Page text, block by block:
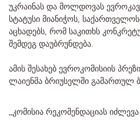
უკრაინას და მოლდოვას
სტატუსი მიანიჭოს,
აცხადებს, რომ საკითხს
შემდეგ დაუბრუნდება.
ამის შესახებ ევროკომისიის
ლაიენმა ბრიუსელში გამართულ
„კომისია რეკომენდაციას